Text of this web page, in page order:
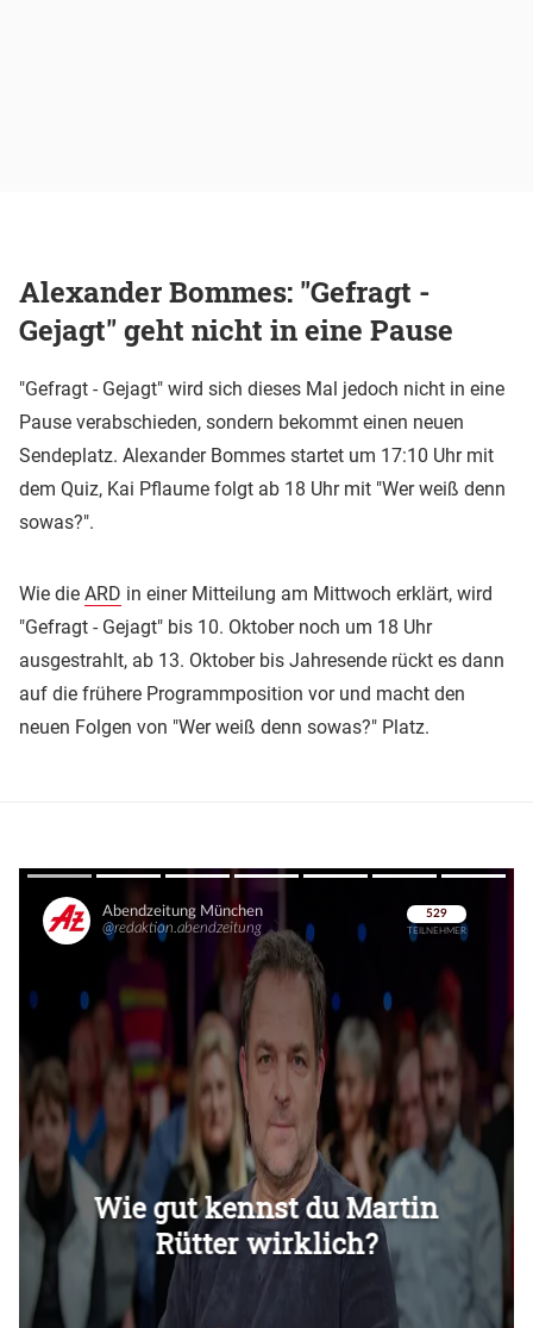
Alexander Bommes: "Gefragt -
Gejagt" geht nicht in eine Pause
"Gefragt - Gejagt" wird sich dieses Mal jedoch nicht in eine
Pause verabschieden, sondern bekommt einen neuen
Sendeplatz. Alexander Bommes startet um 17:10 Uhr mit
dem Quiz, Kai Pflaume folgt ab 18 Uhr mit "Wer weiß denn
sowas?".
Wie die ARD in einer Mitteilung am Mittwoch erklärt, wird
"Gefragt - Gejagt" bis 10. Oktober noch um 18 Uhr
ausgestrahlt, ab 13. Oktober bis Jahresende rückt es dann
auf die frühere Programmposition vor und macht den
neuen Folgen von "Wer weiß denn sowas?" Platz.
Überspringen
Überspringen